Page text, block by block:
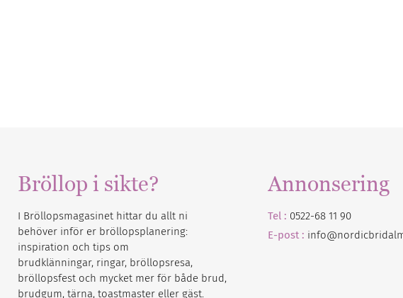
Bröllop i sikte?
I Bröllopsmagasinet hittar du allt ni
behöver inför er bröllopsplanering:
inspiration och tips om
brudklänningar, ringar, bröllopsresa,
bröllopsfest och mycket mer för både brud,
brudgum, tärna, toastmaster eller gäst.
Annonsering
Tel : 0522-68 11 90
E-post :